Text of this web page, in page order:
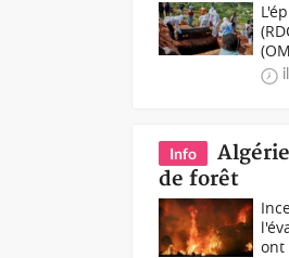
Info
de forêt
ont